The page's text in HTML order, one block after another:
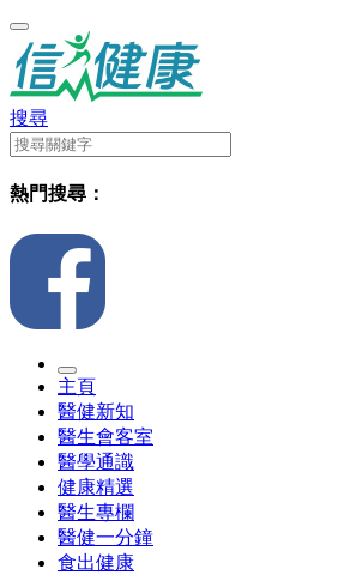
搜尋
熱門搜尋：
主頁
醫健新知
醫生會客室
醫學通識
健康精選
醫生專欄
醫健一分鐘
食出健康